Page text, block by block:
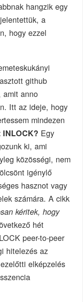
hangzik egy
a
hogy ezzel
github
amit anno
Itt az ideje, hogy
mindezen
Egy
ki, ami
közösségi, nem
igénylő
hasznot vagy
számára. A cikk
kéritek, hogy
hét
peer-to-peer
hitelezés az
elképzelés